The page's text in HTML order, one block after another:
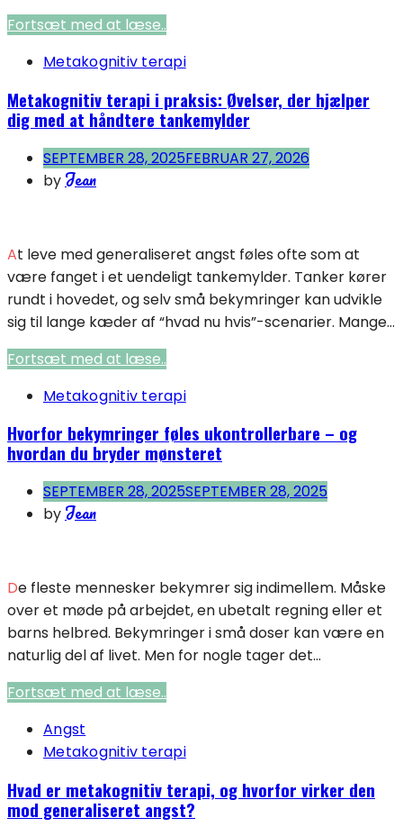
Fortsæt med at læse..
Metakognitiv terapi
Metakognitiv terapi i praksis: Øvelser, der hjælper
dig med at håndtere tankemylder
SEPTEMBER 28, 2025FEBRUAR 27, 2026
by Jean
At leve med generaliseret angst føles ofte som at
være fanget i et uendeligt tankemylder. Tanker kører
rundt i hovedet, og selv små bekymringer kan udvikle
sig til lange kæder af “hvad nu hvis”-scenarier. Mange...
Fortsæt med at læse..
Metakognitiv terapi
Hvorfor bekymringer føles ukontrollerbare – og
hvordan du bryder mønsteret
SEPTEMBER 28, 2025SEPTEMBER 28, 2025
by Jean
De fleste mennesker bekymrer sig indimellem. Måske
over et møde på arbejdet, en ubetalt regning eller et
barns helbred. Bekymringer i små doser kan være en
naturlig del af livet. Men for nogle tager det...
Fortsæt med at læse..
Angst
Metakognitiv terapi
Hvad er metakognitiv terapi, og hvorfor virker den
mod generaliseret angst?